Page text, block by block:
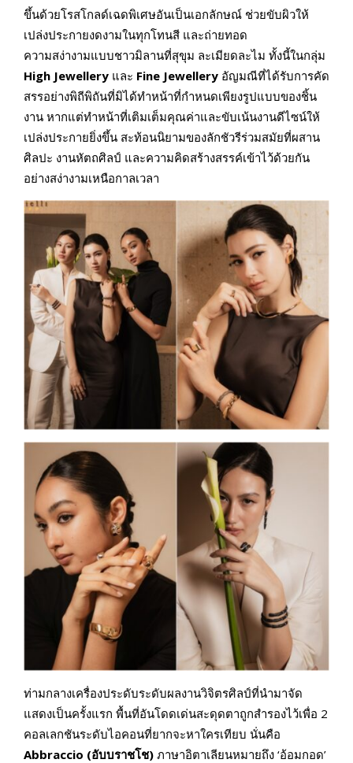
ขึ้นด้วยโรสโกลด์เฉดพิเศษอันเป็นเอกลักษณ์ ช่วยขับผิวให้
เปล่งประกายงดงามในทุกโทนสี และถ่ายทอด
ความสง่างามแบบชาวมิลานที่สุขุม ละเมียดละไม ทั้งนี้ในกลุ่ม
High Jewellery และ Fine Jewellery อัญมณีที่ได้รับการคัด
สรรอย่างพิถีพิถันที่มิได้ทำหน้าที่กำหนดเพียงรูปแบบของชิ้น
งาน หากแต่ทำหน้าที่เติมเต็มคุณค่าและขับเน้นงานดีไซน์ให้
เปล่งประกายยิ่งขึ้น สะท้อนนิยามของลักชัวรีร่วมสมัยที่ผสาน
ศิลปะ งานหัตถศิลป์ และความคิดสร้างสรรค์เข้าไว้ด้วยกัน
อย่างสง่างามเหนือกาลเวลา
ท่ามกลางเครื่องประดับระดับผลงานวิจิตรศิลป์ที่นำมาจัด
แสดงเป็นครั้งแรก พื้นที่อันโดดเด่นสะดุดตาถูกสำรองไว้เพื่อ 2
คอลเลกชันระดับไอคอนที่ยากจะหาใครเทียบ นั่นคือ
Abbraccio (อับบราชโช) ภาษาอิตาเลียนหมายถึง ‘อ้อมกอด’